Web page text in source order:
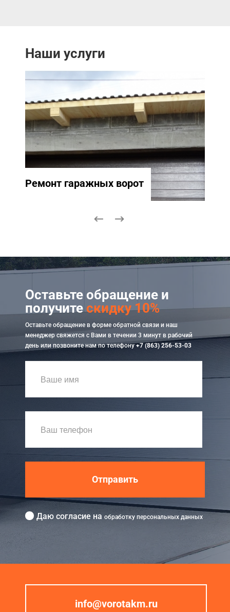
Наши услуги
Ремонт гаражных ворот
Оставьте обращение и
получитескидку 10%
Оставьте обращение в форме обратной связи и наш
менеджер свяжется с Вами в течении 3 минут в рабочий
день или позвоните нам по телефону+7 (863) 256-53-03
Отправить
Даю согласие на обработку персональных данных
info@vorotakm.ru